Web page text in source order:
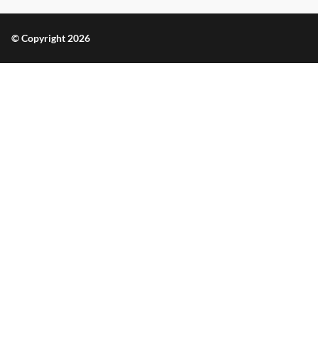
© Copyright 2026